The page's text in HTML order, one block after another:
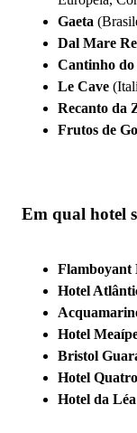
Gaeta
Dal Mare
Cantinho
Le Cave
Recanto da
Frutos de
Em qual hotel
Flamboyant
Hotel
Hotel
Bristol
Hotel
Hotel da Léa